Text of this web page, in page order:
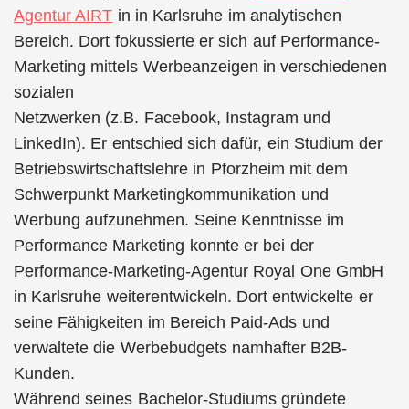
Agentur AIRT in in Karlsruhe im analytischen
Bereich. Dort fokussierte er sich auf Performance-
Marketing mittels Werbeanzeigen in verschiedenen
sozialen
Netzwerken (z.B. Facebook, Instagram und
LinkedIn). Er entschied sich dafür, ein Studium der
Betriebswirtschaftslehre in Pforzheim mit dem
Schwerpunkt Marketingkommunikation und
Werbung aufzunehmen. Seine Kenntnisse im
Performance Marketing konnte er bei der
Performance-Marketing-Agentur Royal One GmbH
in Karlsruhe weiterentwickeln. Dort entwickelte er
seine Fähigkeiten im Bereich Paid-Ads und
verwaltete die Werbebudgets namhafter B2B-
Kunden.
Während seines Bachelor-Studiums gründete